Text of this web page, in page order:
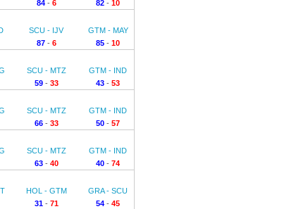
84- 6
82 - 10
SCU - IJV
87- 6
GTM - MAY
85 - 10
SCU - MTZ
59- 33
GTM - IND
43 - 53
SCU - MTZ
66- 33
GTM - IND
50 - 57
SCU - MTZ
63- 40
GTM - IND
40 - 74
HOL - GTM
31- 71
GRA - SCU
54 - 45